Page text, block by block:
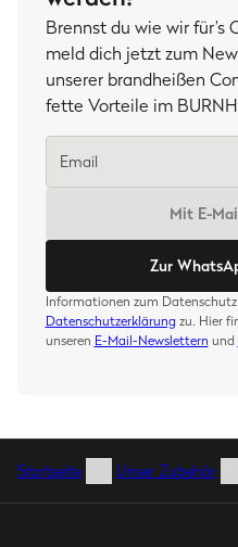
Brennst du wie wir für’s
meld dich jetzt zum
unserer brandheißen
fette Vorteile im
Mit E-
Zur
Informationen zum
Datenschutzerklärung zu. Hier
unseren E-Mail-Newslettern und
Startseite Unser Zubehör